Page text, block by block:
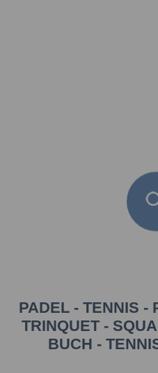
PADEL - TENNIS -
TRINQUET -
BUCH -